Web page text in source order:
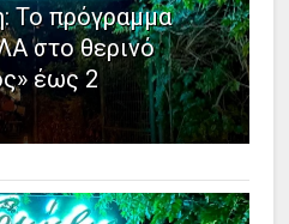
Το πρόγραμμα
στο θερινό
έως 2